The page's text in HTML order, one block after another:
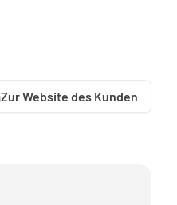
Zur Website des Kunden